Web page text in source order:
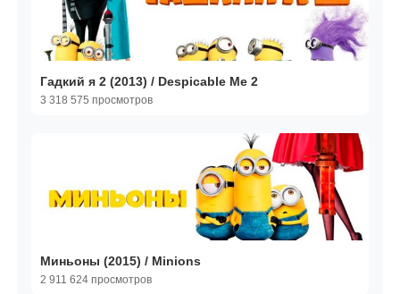
Гадкий я 2 (2013) / Despicable Me 2
3 318 575 просмотров
Миньоны (2015) / Minions
2 911 624 просмотров